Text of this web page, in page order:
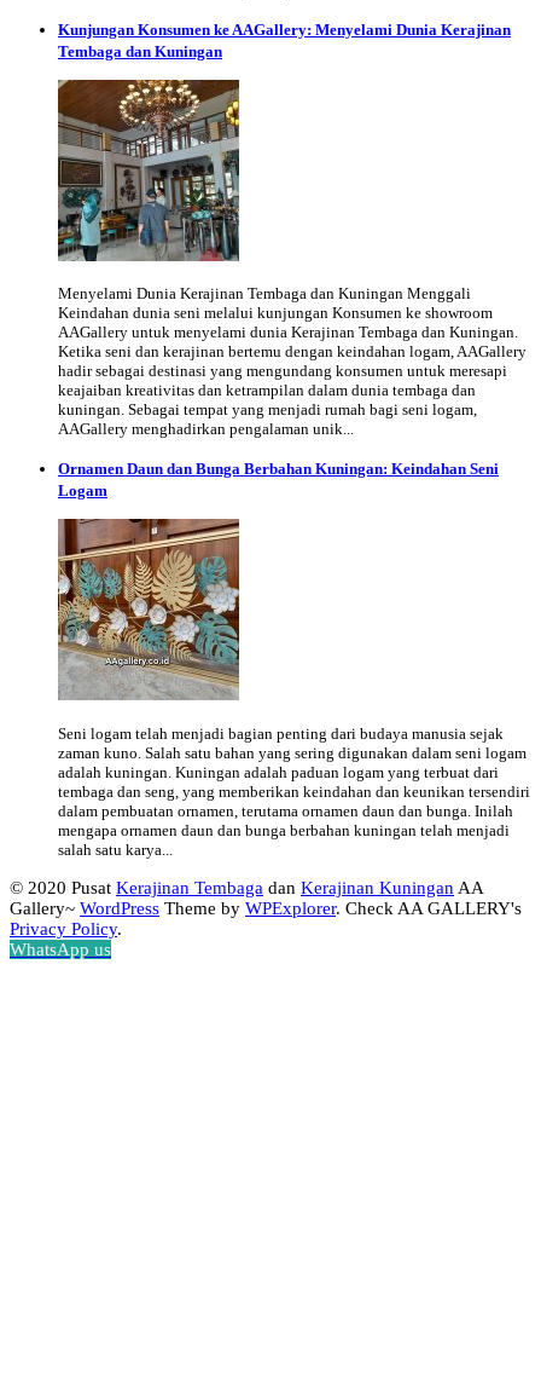
Kunjungan Konsumen ke AAGallery: Menyelami Dunia Kerajinan
Tembaga dan Kuningan
Menyelami Dunia Kerajinan Tembaga dan Kuningan Menggali
Keindahan dunia seni melalui kunjungan Konsumen ke showroom
AAGallery untuk menyelami dunia Kerajinan Tembaga dan Kuningan.
Ketika seni dan kerajinan bertemu dengan keindahan logam, AAGallery
hadir sebagai destinasi yang mengundang konsumen untuk meresapi
keajaiban kreativitas dan ketrampilan dalam dunia tembaga dan
kuningan. Sebagai tempat yang menjadi rumah bagi seni logam,
AAGallery menghadirkan pengalaman unik...
Ornamen Daun dan Bunga Berbahan Kuningan: Keindahan Seni
Logam
Seni logam telah menjadi bagian penting dari budaya manusia sejak
zaman kuno. Salah satu bahan yang sering digunakan dalam seni logam
adalah kuningan. Kuningan adalah paduan logam yang terbuat dari
tembaga dan seng, yang memberikan keindahan dan keunikan tersendiri
dalam pembuatan ornamen, terutama ornamen daun dan bunga. Inilah
mengapa ornamen daun dan bunga berbahan kuningan telah menjadi
salah satu karya...
© 2020 Pusat Kerajinan Tembaga dan Kerajinan Kuningan AA
Gallery~ WordPress Theme by WPExplorer. Check AA GALLERY's
Privacy Policy.
WhatsApp us